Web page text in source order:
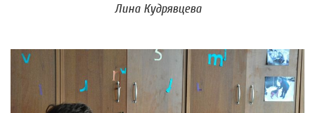
Лина Кудрявцева